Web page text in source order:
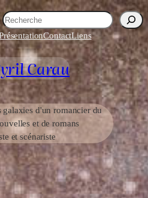
R
e
c
h
e
r
h
e
r
ContactLiens
Carau
galaxies d'un romancier du
et de romans
et scénariste